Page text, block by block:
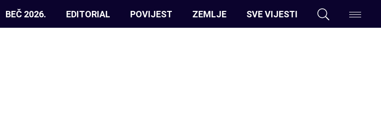
BEČ 2026. EDITORIAL POVIJEST ZEMLJE SVE VIJESTI